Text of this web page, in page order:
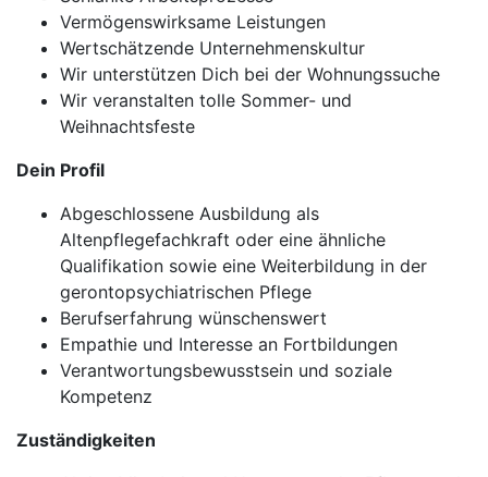
Vermögenswirksame Leistungen
Wertschätzende Unternehmenskultur
Wir unterstützen Dich bei der Wohnungssuche
Wir veranstalten tolle Sommer- und
Weihnachtsfeste
Dein Profil
Abgeschlossene Ausbildung als
Altenpflegefachkraft oder eine ähnliche
Qualifikation sowie eine Weiterbildung in der
gerontopsychiatrischen Pflege
Berufserfahrung wünschenswert
Empathie und Interesse an Fortbildungen
Verantwortungsbewusstsein und soziale
Kompetenz
Zuständigkeiten